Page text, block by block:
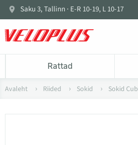
Saku 3, Tallinn · E-R 10-19, L 10-17
Rattad
Avaleht Riided Sokid Sokid